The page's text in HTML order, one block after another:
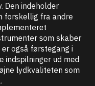
Den indeholder
forskellig fra andre
som skaber
også førstegang i
indspilninger ud med
lydkvaliteten som